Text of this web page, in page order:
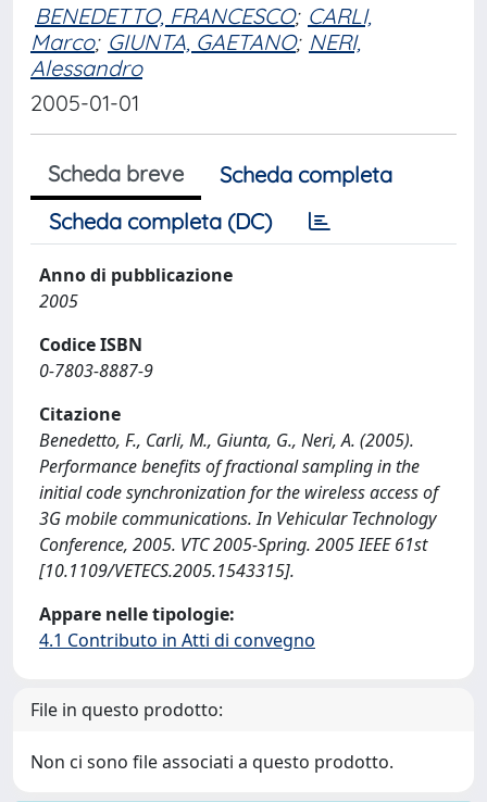
BENEDETTO, FRANCESCO; CARLI,
Marco; GIUNTA, GAETANO; NERI,
Alessandro
2005-01-01
Scheda breve
Scheda completa
Scheda completa (DC)
Anno di pubblicazione
2005
Codice ISBN
0-7803-8887-9
Citazione
Benedetto, F., Carli, M., Giunta, G., Neri, A. (2005).
Performance benefits of fractional sampling in the
initial code synchronization for the wireless access of
3G mobile communications. In Vehicular Technology
Conference, 2005. VTC 2005-Spring. 2005 IEEE 61st
[10.1109/VETECS.2005.1543315].
Appare nelle tipologie:
4.1 Contributo in Atti di convegno
File in questo prodotto:
Non ci sono file associati a questo prodotto.